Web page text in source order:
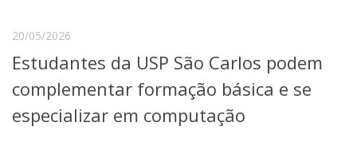
20/05/2026
Estudantes da USP São Carlos podem
complementar formação básica e se
especializar em computação